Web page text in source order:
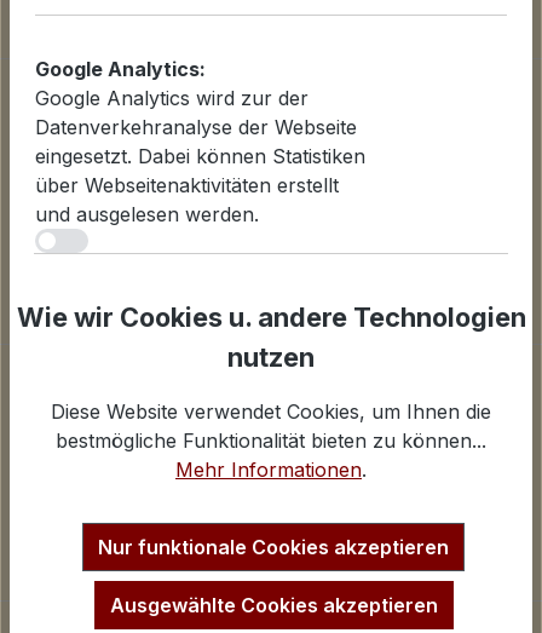
Informationen
Datenschutzerklärung
Lieferinformationen
Zahlungsarten
AGB
Widerrufsbelehrung
Über uns
Kontakt und E-Mail
Anfahrt Ladengeschäfte
Startseite
Google Analytics:
Google Analytics wird zur der
Datenverkehranalyse der Webseite
eingesetzt. Dabei können Statistiken
über Webseitenaktivitäten erstellt
und ausgelesen werden.
Für Statistiken und Shop-Performance-Metriken
Google Analytics
Marketing Cookies dienen dazu Werbeanzeigen
auf der Webseite zielgerichtet und individuell über
mehrere Seitenaufrufe und Browsersitzungen zu
Wie wir Cookies u. andere Technologien
nutzen
Diese Website verwendet Cookies, um Ihnen die
bestmögliche Funktionalität bieten zu können...
Mehr Informationen.
Nur funktionale Cookies akzeptieren
Ausgewählte Cookies akzeptieren